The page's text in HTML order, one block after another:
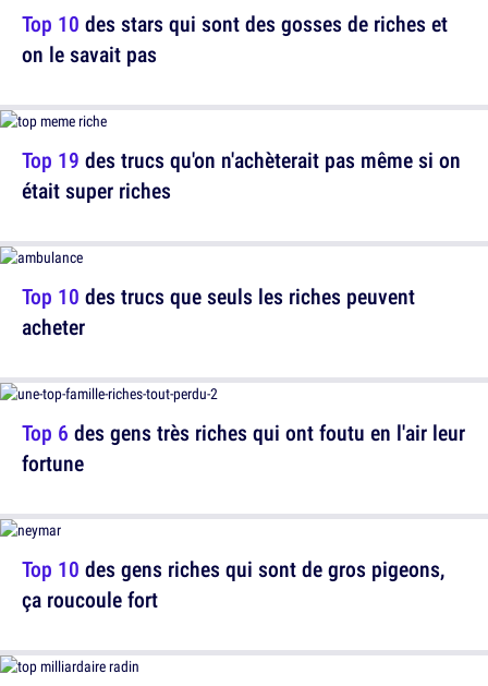
Top 19 des trucs qu'on n'achèterait pas même si on
était super riches
Top 6 des gens très riches qui ont foutu en l'air leur
fortune
Top 10 des stars qui sont des gosses de riches et
on le savait pas
Top 10 des trucs que seuls les riches peuvent
acheter
Top 10 des gens riches qui sont de gros pigeons,
ça roucoule fort